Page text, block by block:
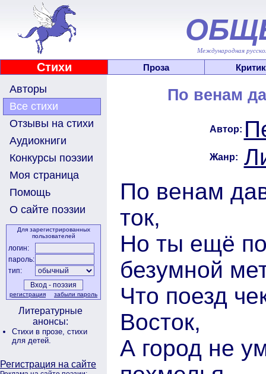
Международная
Стихи Проза
Авторы
Все стихи
Отзывы на стихи
Аудиокниги
Конкурсы поэзии
Моя страница
Помощь
О сайте поэзии
Для зарегистрированных
пользователей
логин:
пароль:
тип:
регистрация забыли пароль
Литературные
анонсы:
Стихи в прозе, стихи
для детей.
Регистрация на сайте
По венам
Автор:
Жанр:
По венам
ток,
Но ты ещё
безумной
Что поезд
Восток,
А город не